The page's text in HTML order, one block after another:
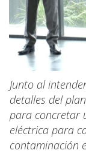
Junto al
detalles del
para concretar
eléctrica para
contaminación